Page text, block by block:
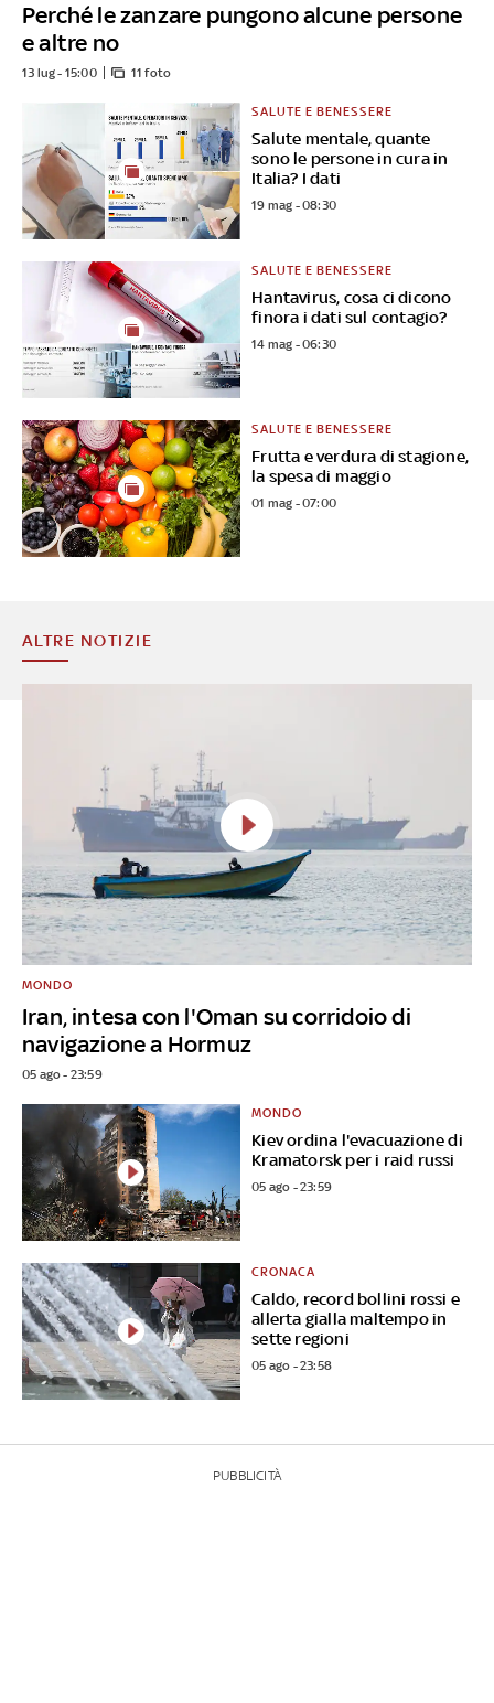
Perché le zanzare pungono alcune persone
e altre no
13 lug - 15:00 11 foto
Salute mentale, quante
sono le persone in cura in
Italia? I dati
SALUTE E BENESSERE
19 mag - 08:30
Hantavirus, cosa ci dicono
finora i dati sul contagio?
SALUTE E BENESSERE
14 mag - 06:30
Frutta e verdura di stagione,
la spesa di maggio
SALUTE E BENESSERE
01 mag - 07:00
ALTRE NOTIZIE
Iran, intesa con l'Oman su corridoio di
navigazione a Hormuz
MONDO
05 ago - 23:59
Kiev ordina l'evacuazione di
Kramatorsk per i raid russi
MONDO
05 ago - 23:59
Caldo, record bollini rossi e
allerta gialla maltempo in
sette regioni
CRONACA
05 ago - 23:58
PUBBLICITÀ